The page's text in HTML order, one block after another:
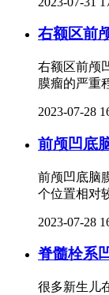
右额区前
右额区前颅
膜瘤的严重
2023-07-28
前颅凹底
前颅凹底脑
个位置相对
2023-07-28
脊髓栓系
很多新生儿